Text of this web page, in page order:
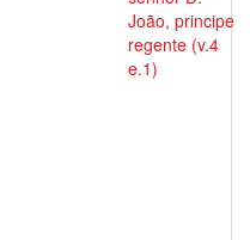
João, principe
regente (v.4
e.1)